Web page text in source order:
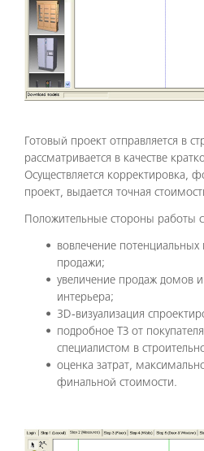
Готовый проект отправляется в
рассматривается в качестве
Осуществляется корректировка,
проект, выдается точная
Положительные стороны работы
вовлечение потенциальных
продажи;
увеличение продаж домов
интерьера;
3D-визуализация
подробное ТЗ от
специалистом в
оценка затрат,
финальной стоимости.